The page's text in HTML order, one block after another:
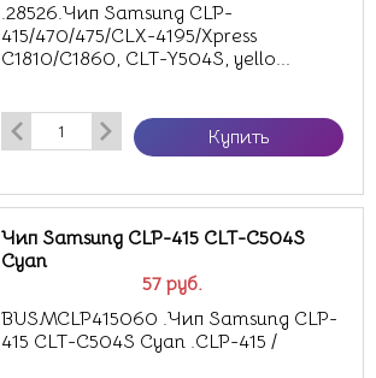
.28526.Чип Samsung CLP-
415/470/475/CLX-4195/Xpress
C1810/C1860, CLT-Y504S, yello...
Купить
57 руб.
Чип Samsung CLP-415 CLT-C504S
Cyan
BUSMCLP415060 .Чип Samsung CLP-
415 CLT-C504S Cyan .CLP-415 /